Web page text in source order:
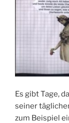
Es gibt Tage,
seiner
zum Beispiel